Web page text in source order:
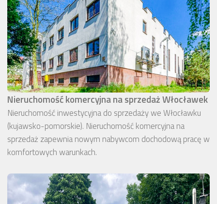
Nieruchomość komercyjna na sprzedaż Włocławek
Nieruchomość inwestycyjna do sprzedaży we Włocławku
(kujawsko-pomorskie). Nieruchomość komercyjna na
sprzedaż zapewnia nowym nabywcom dochodową pracę w
komfortowych warunkach.